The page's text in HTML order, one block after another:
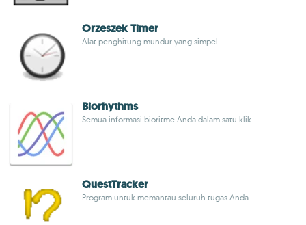
Orzeszek Timer
Alat penghitung mundur yang simpel
Biorhythms
Semua informasi bioritme Anda dalam satu klik
QuestTracker
Program untuk memantau seluruh tugas Anda